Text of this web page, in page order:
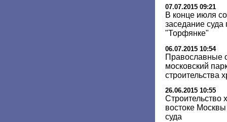
07.07.2015 09:21
В конце июля
заседание
"Торфянке"
06.07.2015 10:54
Православные
московский
строительства
26.06.2015 10:55
Строительство
востоке
суда